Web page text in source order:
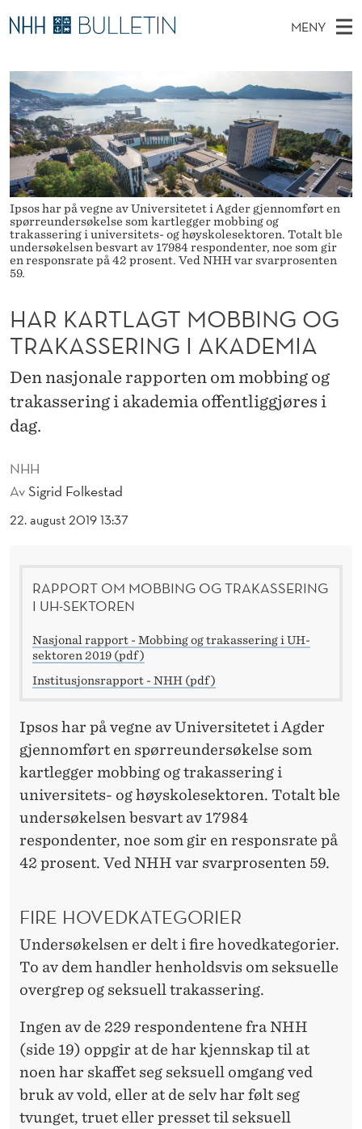
H
A
R
K
A
R
T
L
A
G
T
M
O
B
B
N
G
MENY
O
V
E
D
E
N
Y
Ø
K
I
N
E
T
T
S
T
D
E
T
Stipendiater og nye forskerprofiler
Disputaser
Ekspertutvalg
Om Bulletin
Ipsos har på vegne av Universitetet i Agder gjennomført en
spørreundersøkelse som kartlegger mobbing og
trakassering i universitets- og høyskolesektoren. Totalt ble
undersøkelsen besvart av 17984 respondenter, noe som gir
en responsrate på 42 prosent. Ved NHH var svarprosenten
59.
NHH
AvSigrid Folkestad
22. august 2019 13:37
HAR KARTLAGT MOBBING OG
TRAKASSERING I AKADEMIA
Den nasjonale rapporten om mobbing og
trakassering i akademia offentliggjøres i
dag.
RAPPORT OM MOBBING OG TRAKASSERING
I UH-SEKTOREN
Nasjonal rapport - Mobbing og trakassering i UH-
sektoren 2019 (pdf)
Institusjonsrapport - NHH (pdf)
Ipsos har på vegne av Universitetet i Agder
gjennomført en spørreundersøkelse som
kartlegger mobbing og trakassering i
universitets- og høyskolesektoren. Totalt ble
undersøkelsen besvart av 17984
respondenter, noe som gir en responsrate på
42 prosent. Ved NHH var svarprosenten 59.
FIRE HOVEDKATEGORIER
Undersøkelsen er delt i fire hovedkategorier.
To av dem handler henholdsvis om seksuelle
overgrep og seksuell trakassering.
Ingen av de 229 respondentene fra NHH
(side 19) oppgir at de har kjennskap til at
noen har skaffet seg seksuell omgang ved
bruk av vold, eller at de selv har følt seg
tvunget, truet eller presset til seksuell